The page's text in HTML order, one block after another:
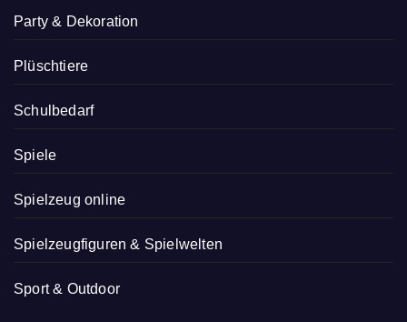
Party & Dekoration
Plüschtiere
Schulbedarf
Spiele
Spielzeug online
Spielzeugfiguren & Spielwelten
Sport & Outdoor